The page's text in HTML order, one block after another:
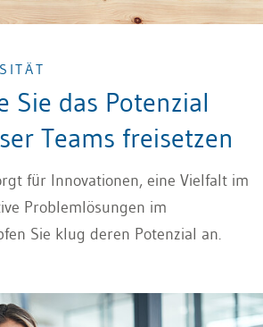
Sie das Potenzial
Teams freisetzen
für Innovationen, eine Vielfalt im
Problemlösungen im
Sie klug deren Potenzial an.